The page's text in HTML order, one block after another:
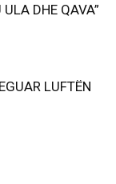
DHE QAVA”
LUFTËN